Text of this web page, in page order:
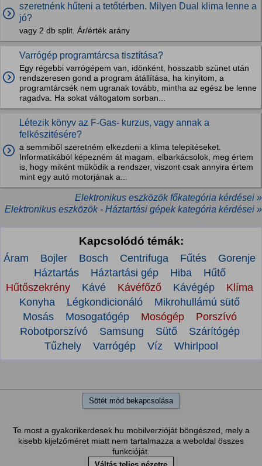
szeretnénk hűteni a tetőtérben. Milyen Dual klima lenne a
jó?
vagy 2 db split. Ár/érték arány
Varrógép programtárcsa tisztítása?
Egy régebbi varrógépem van, idönként, hosszabb szünet után
rendszeresen gond a program átállítása, ha kinyitom, a
programtárcsék nem ugranak tovább, mintha az egész be lenne
ragadva. Ha sokat váltogatom sorban...
Létezik könyv az F-Gas- kurzus, vagy annak a
felkészitésére?
a semmiből szeretném elkezdeni a klima telepitéseket.
Informatikából képezném át magam. elbarkácsolok, meg értem
is, hogy miként müködik a rendszer, viszont csak annyira értem
mint egy autó motorjának a...
Elektronikus eszközök főkategória kérdései »
Elektronikus eszközök - Háztartási gépek kategória kérdései »
Kapcsolódó témák:
Áram Bojler Bosch Centrifuga Fűtés
Gorenje
Háztartás
Háztartási gép Hiba
Hűtő
Hűtőszekrény
Kávé Kávéfőző Kávégép
Klíma
Konyha
Légkondicionáló
Mikrohullámú sütő
Mosás
Mosogatógép Mosógép
Porszívó
Robotporszívó
Samsung Sütő
Szárítógép
Tűzhely
Varrógép Víz Whirlpool
Sötét mód bekapcsolása
Te most a gyakorikerdesek.hu mobilverzióját böngészed, mely a
kisebb kijelzőméret miatt nem tartalmazza a weboldal összes
funkcióját.